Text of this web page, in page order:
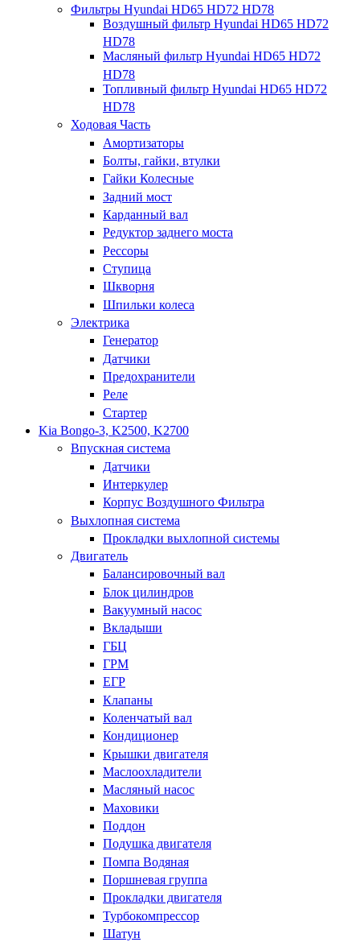
Фильтры Hyundai HD65 HD72 HD78
Воздушный фильтр Hyundai HD65 HD72
HD78
Масляный фильтр Hyundai HD65 HD72
HD78
Топливный фильтр Hyundai HD65 HD72
HD78
Ходовая Часть
Амортизаторы
Болты, гайки, втулки
Гайки Колесные
Задний мост
Карданный вал
Редуктор заднего моста
Рессоры
Ступица
Шкворня
Шпильки колеса
Электрика
Генератор
Датчики
Предохранители
Реле
Стартер
Kia Bongo-3, K2500, K2700
Впускная система
Датчики
Интеркулер
Корпус Воздушного Фильтра
Выхлопная система
Прокладки выхлопной системы
Двигатель
Балансировочный вал
Блок цилиндров
Вакуумный насос
Вкладыши
ГБЦ
ГРМ
ЕГР
Клапаны
Коленчатый вал
Кондиционер
Крышки двигателя
Маслоохладители
Масляный насос
Маховики
Поддон
Подушка двигателя
Помпа Водяная
Поршневая группа
Прокладки двигателя
Турбокомпрессор
Шатун